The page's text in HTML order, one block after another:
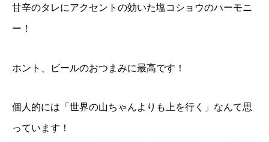
甘辛のタレにアクセントの効いた塩コショウのハーモニ
ー！
ホント、ビールのおつまみに最高です！
個人的には「世界の山ちゃんよりも上を行く」なんて思
っています！